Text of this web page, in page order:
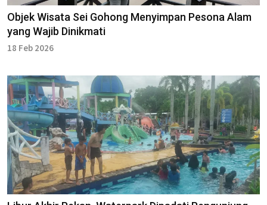
Objek Wisata Sei Gohong Menyimpan Pesona Alam
yang Wajib Dinikmati
18 Feb 2026